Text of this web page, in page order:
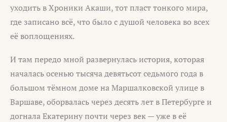
уходить в Хроники Акаши, тот пласт тонкого мира,
где записано всё, что было с душой человека во всех
её воплощениях.
И там передо мной развернулась история, которая
началась осенью тысяча девятьсот седьмого года в
большом тёмном доме на Маршалковской улице в
Варшаве, оборвалась через десять лет в Петербурге и
догнала Екатерину почти через век — уже в её